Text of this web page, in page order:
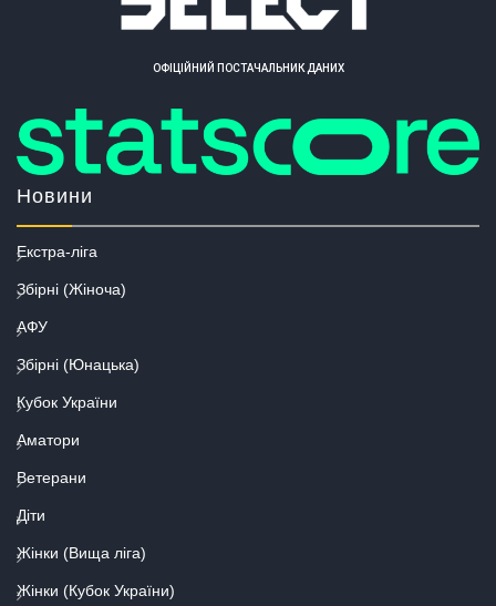
ОФІЦІЙНИЙ ПОСТАЧАЛЬНИК ДАНИХ
Новини
Екстра-ліга
Збірні (Жіноча)
АФУ
Збірні (Юнацька)
Кубок України
Аматори
Ветерани
Діти
Жінки (Вища ліга)
Жінки (Кубок України)